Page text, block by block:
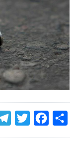
TELEGRAMTWITTER